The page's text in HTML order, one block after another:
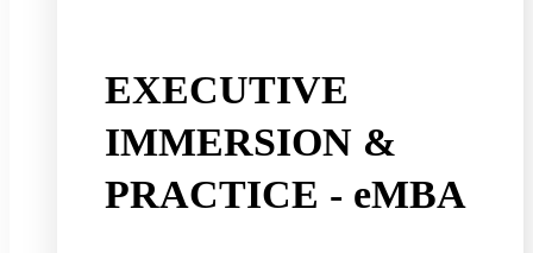
EXECUTIVE
IMMERSION &
PRACTICE - eMBA